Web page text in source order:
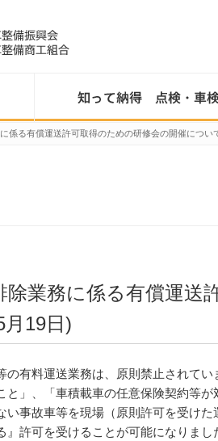
係る有償運送許可取得のための研修会の開催につい
業務に係る有償運送
19日)
有料運送業務は、原則禁止されて
」、「車積載車の任意保険契約等
事故車等を現場（原則許可を受け
許可を受けることが可能になりまし